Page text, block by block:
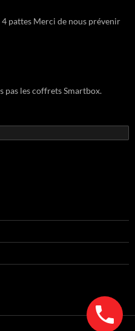
pattes Merci de nous prévenir
pas les coffrets Smartbox.